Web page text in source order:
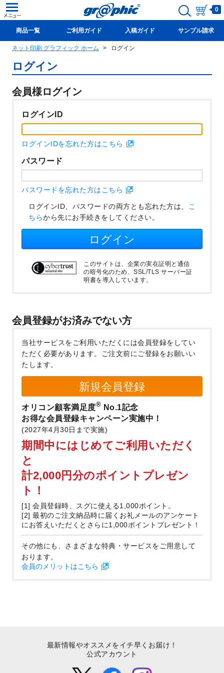
0
商品一覧 ご利用ガイド 入稿ガイド サンプル請求
新規会員登録(無料)
ネット印刷 グラフィック ホーム ログイン
ログイン
会員様ログイン
ログインID
ログインIDを忘れた方はこちら
パスワード
パスワードを忘れた方はこちら
ログインID、パスワードの両方とも忘れた方は、 こ
ちらから先にお手続きをしてください。
ログイン
このサイトは、企業の実在証明と通信
の暗号化のため、SSL/TLS サーバー証
明書を導入しています。
会員登録がお済みでない方
当社サービスをご利用いただくには会員登録をしてい
ただく必要があります。
ご注文前にご登録をお願いい
たします。
新規会員登録
オリコン顧客満足度® No.1記念
お得な会員登録キャンペーン実施中！
(2027年4月30日まで実施)
期間中にはじめてご利用いただく
と
計2,000円分のポイントプレゼン
ト！
[1] 会員登録時、スグに使える1,000ポイント。
[2] 最初のご注文納品時に届くお礼メールのアンケート
にお答えいただくとさらに1,000ポイントプレゼント！
その他にも、さまざまな特典・サービスをご用意して
おります。
会員のメリットはこちら
最新情報やオススメをイチ早くお届け！
公式アカウント